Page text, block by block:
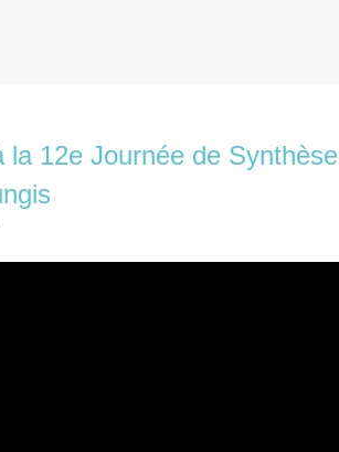
la 12e Journée de Synthèse